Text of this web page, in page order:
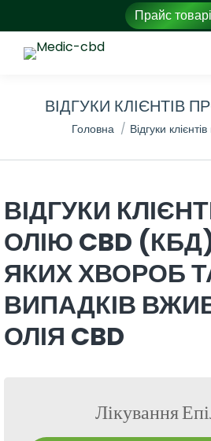
Прайс
ВІДГУКИ КЛІЄНТІВ
You are here:
Головна Відгуки
ВІДГУКИ
ОЛІЮ CBD
ЯКИХ ХВОРОБ
ВИПАДКІВ
ОЛІЯ CBD
Лікування